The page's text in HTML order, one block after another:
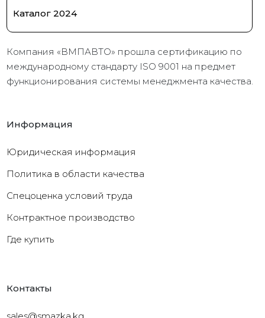
Каталог 2024
Компания «ВМПАВТО» прошла сертификацию по
международному стандарту ISO 9001 на предмет
функционирования системы менеджмента качества.
Информация
Юридическая информация
Политика в области качества
Cпецоценка условий труда
Контрактное производство
Где купить
Контакты